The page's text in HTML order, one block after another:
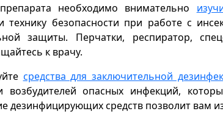
необходимо внимательно
технику безопасности при работе с
защиты. Перчатки, респиратор,
к врачу.
средства для заключительной
возбудителей опасных инфекций,
дезинфицирующих средств позволит вам